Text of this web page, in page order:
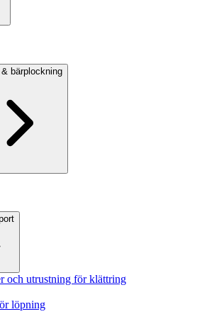
bärplockning
och utrustning för klättring
löpning